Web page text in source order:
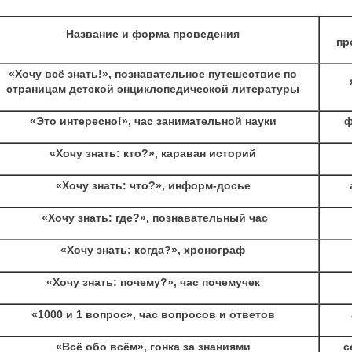
Название и форма проведения
«Хочу всё знать!», познавательное путешествие по
страницам детской энциклопедической литературы
«Это интересно!», час занимательной науки
«Хочу знать: кто?», караван историй
«Хочу знать: что?», информ-досье
«Хочу знать: где?», познавательный час
«Хочу знать: когда?», хронограф
«Хочу знать: почему?», час почемучек
«1000 и 1 вопрос», час вопросов и ответов
«Всё обо всём», гонка за знаниями